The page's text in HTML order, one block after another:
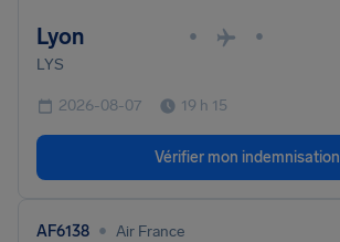
Lyon • •
LYS
2026-08-07 19 h 15
Vérifier mon indemnisation
AF6138 • Air France